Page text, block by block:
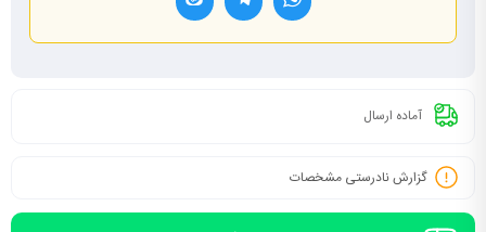
آماده ارسال
گزارش نادرستی مشخصات